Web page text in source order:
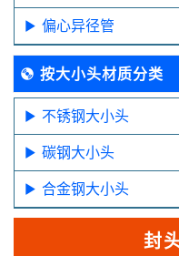
偏心异径管
按大小头材质分类
不锈钢大小头
碳钢大小头
合金钢大小头
封